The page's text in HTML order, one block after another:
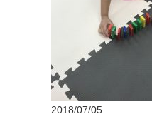
2018/07/05